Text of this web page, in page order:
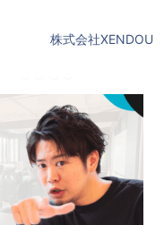
株式会社XENDOU